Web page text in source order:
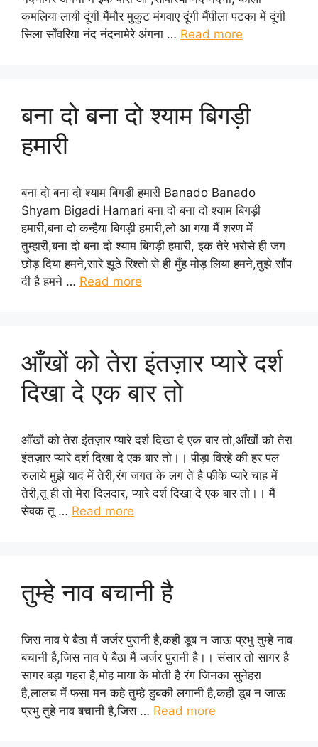
कमलिया लायी दूंगी मैंमौर मुकुट मंगवाए दूंगी मैंपीला पटका में दूंगी
सिला साँवरिया नंद नंदनामेरे अंगना … Read more
बना दो बना दो श्याम बिगड़ी
हमारी
बना दो बना दो श्याम बिगड़ी हमारी Banado Banado
Shyam Bigadi Hamari बना दो बना दो श्याम बिगड़ी
हमारी,बना दो कन्हैया बिगड़ी हमारी,लो आ गया मैं शरण में
तुम्हारी,बना दो बना दो श्याम बिगड़ी हमारी, इक तेरे भरोसे ही जग
छोड़ दिया हमने,सारे झूठे रिश्तो से ही मुँह मोड़ लिया हमने,तुझे सौंप
दी है हमने … Read more
आँखों को तेरा इंतज़ार प्यारे दर्श
दिखा दे एक बार तो
आँखों को तेरा इंतज़ार प्यारे दर्श दिखा दे एक बार तो,आँखों को तेरा
इंतज़ार प्यारे दर्श दिखा दे एक बार तो।। पीड़ा विरहे की हर पल
रुलाये मुझे याद में तेरी,रंग जगत के लग ते है फीके प्यारे चाह में
तेरी,तू ही तो मेरा दिलदार, प्यारे दर्श दिखा दे एक बार तो।। मैं
सेवक तू … Read more
तुम्हे नाव बचानी है
जिस नाव पे बैठा मैं जर्जर पुरानी है,कही डूब न जाऊ प्रभु तुम्हे नाव
बचानी है,जिस नाव पे बैठा मैं जर्जर पुरानी है।। संसार तो सागर है
सागर बड़ा गहरा है,मोह माया के मोती है रंग जिनका सुनेहरा
है,लालच में फसा मन कहे तुम्हे डुबकी लगानी है,कही डूब न जाऊ
प्रभु तुहे नाव बचानी है,जिस … Read more